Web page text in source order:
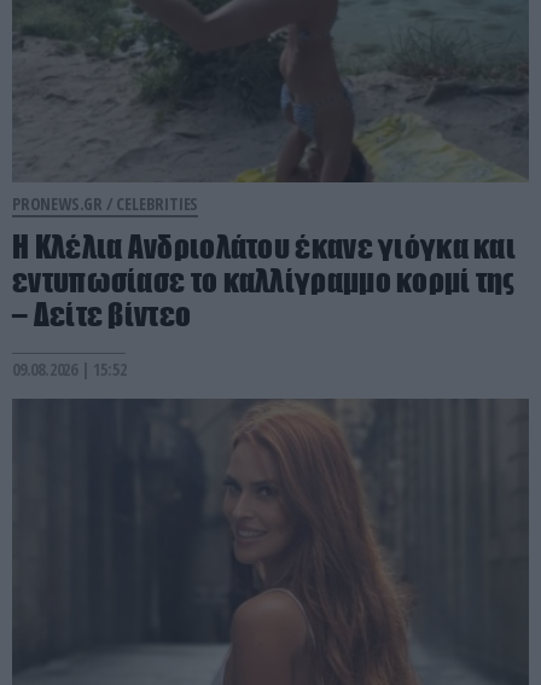
PRONEWS.GR / CELEBRITIES
Η Κλέλια Ανδριολάτου έκανε γιόγκα και
εντυπωσίασε το καλλίγραμμο κορμί της
– Δείτε βίντεο
09.08.2026 | 15:52